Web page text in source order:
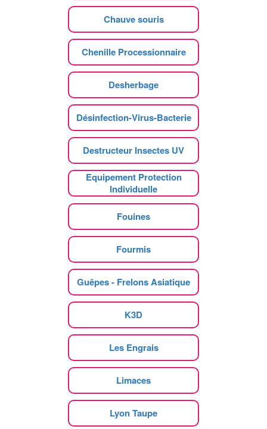
Chauve souris
Chenille Processionnaire
Desherbage
Désinfection-Virus-Bacterie
Destructeur Insectes UV
Equipement Protection
Individuelle
Fouines
Fourmis
Guêpes - Frelons Asiatique
K3D
Les Engrais
Limaces
Lyon Taupe